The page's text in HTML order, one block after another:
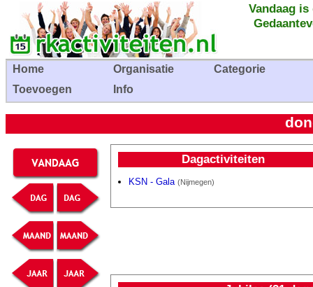
Vandaag
Home Organisatie
Categorie
Toevoegen
Info
Dagactiviteiten
KSN - Gala (Nijmegen)